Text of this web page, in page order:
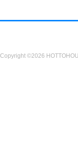
Copyright ©2026